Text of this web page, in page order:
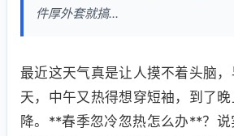
件厚外套就搞...
最近这天气真是让人摸不着头脑
天，中午又热得想穿短袖，到了
降。**春季忽冷忽热怎么办**？